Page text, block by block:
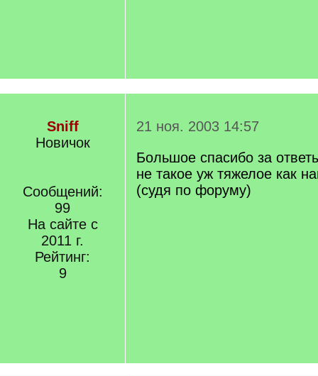
Sniff
Новичок
Сообщений:
99
На сайте с
2011 г.
Рейтинг:
9
21 ноя. 2003 14:57
Большое спасибо за
не такое уж тяжелое как
(судя по форуму)